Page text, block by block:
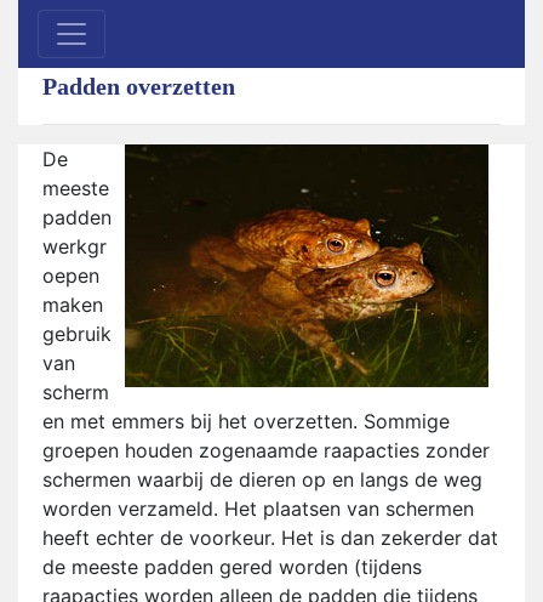
Padden overzetten
De
meeste
padden
werkgr
oepen
maken
gebruik
van
scherm
en met emmers bij het overzetten. Sommige
groepen houden zogenaamde raapacties zonder
schermen waarbij de dieren op en langs de weg
worden verzameld. Het plaatsen van schermen
heeft echter de voorkeur. Het is dan zekerder dat
de meeste padden gered worden (tijdens
raapacties worden alleen de padden die tijdens